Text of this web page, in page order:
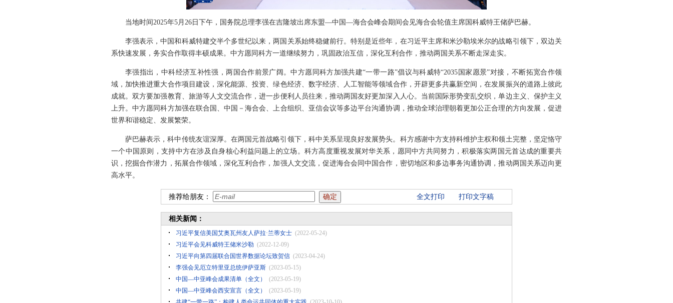
当地时间2025年5月26日下午，国务院总理李强在吉隆坡出席东盟—中国—海合会峰会期间会见海合会轮值主席国科威特王储萨巴赫。
李强表示，中国和科威特建交半个多世纪以来，两国关系始终稳健前行。特别是近些年，在习近平主席和米沙勒埃米尔的战略引领下，双边关
系快速发展，务实合作取得丰硕成果。中方愿同科方一道继续努力，巩固政治互信，深化互利合作，推动两国关系不断走深走实。
李强指出，中科经济互补性强，两国合作前景广阔。中方愿同科方加强共建“一带一路”倡议与科威特“2035国家愿景”对接，不断拓宽合作领
域，加快推进重大合作项目建设，深化能源、投资、绿色经济、数字经济、人工智能等领域合作，开辟更多共赢新空间，在发展振兴的道路上彼此
成就。双方要加强教育、旅游等人文交流合作，进一步便利人员往来，推动两国友好更加深入人心。当前国际形势变乱交织，单边主义、保护主义
上升。中方愿同科方加强在联合国、中国－海合会、上合组织、亚信会议等多边平台沟通协调，推动全球治理朝着更加公正合理的方向发展，促进
世界和谐稳定、发展繁荣。
萨巴赫表示，科中传统友谊深厚。在两国元首战略引领下，科中关系呈现良好发展势头。科方感谢中方支持科维护主权和领土完整，坚定恪守
一个中国原则，支持中方在涉及自身核心利益问题上的立场。科方高度重视发展对华关系，愿同中方共同努力，积极落实两国元首达成的重要共
识，挖掘合作潜力，拓展合作领域，深化互利合作，加强人文交流，促进海合会同中国合作，密切地区和多边事务沟通协调，推动两国关系迈向更
高水平。
推荐给朋友： 全文打印 打印文字稿
相关新闻：
习近平复信美国艾奥瓦州友人萨拉·兰蒂女士 (2022-05-24)
习近平会见科威特王储米沙勒 (2022-12-09)
习近平向第四届联合国世界数据论坛致贺信 (2023-04-24)
李强会见厄立特里亚总统伊萨亚斯 (2023-05-15)
中国—中亚峰会成果清单（全文）
(2023-05-19)
中国—中亚峰会西安宣言（全文）
(2023-05-19)